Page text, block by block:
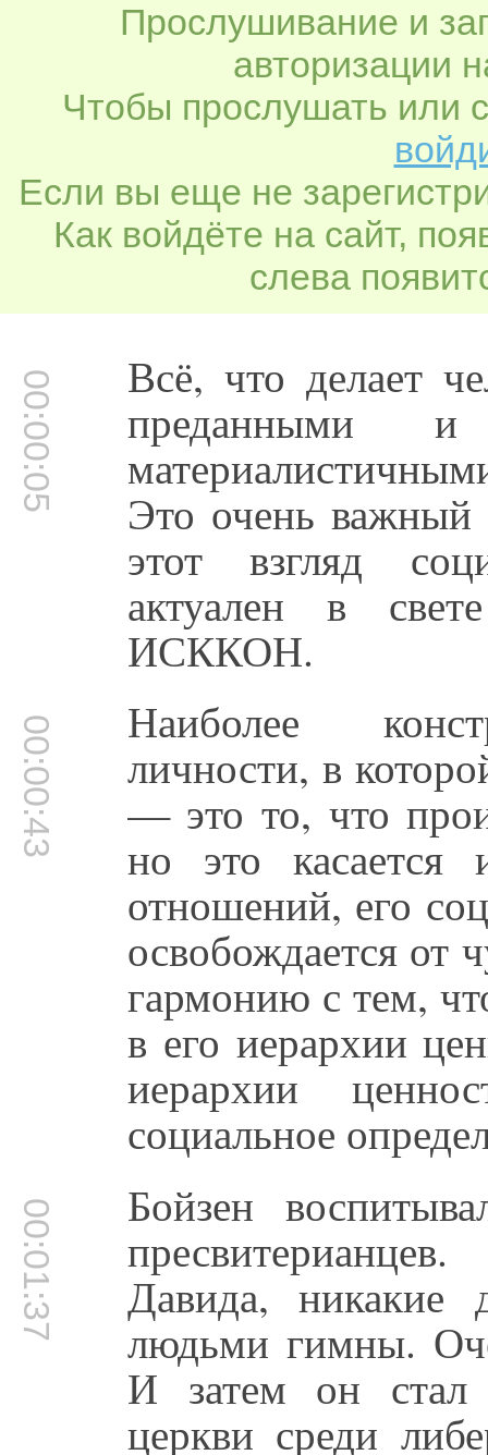
Прослушивание и
авторизации
Чтобы прослушать или
Если вы еще не
Как войдёте на сайт,
слева
00:00:05 Всё, что делает
преданными
Это очень важный
этот взгляд
актуален в
ИСККОН.
00:00:43 Наиболее
личности, в
— это то, что
но это касается
отношений, его
освобождается от
гармонию с тем,
в его иерархии
иерархии
социальное
00:01:37 Бойзен
Давида, никакие
людьми гимны.
И затем он стал
церкви среди